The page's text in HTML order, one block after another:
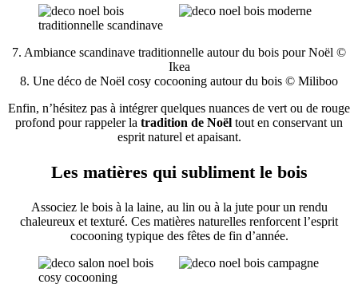
7. Ambiance scandinave traditionnelle autour du bois pour Noël ©
Ikea
8. Une déco de Noël cosy cocooning autour du bois © Miliboo
Enfin, n’hésitez pas à intégrer quelques nuances de vert ou de rouge
profond pour rappeler la tradition de Noël tout en conservant un
esprit naturel et apaisant.
Les matières qui subliment le bois
Associez le bois à la laine, au lin ou à la jute pour un rendu
chaleureux et texturé. Ces matières naturelles renforcent l’esprit
cocooning typique des fêtes de fin d’année.